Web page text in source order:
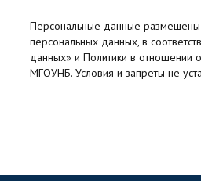
Персональные данные размещены
персональных данных, в
данных» и Политики в отношении
МГОУНБ. Условия и запреты не